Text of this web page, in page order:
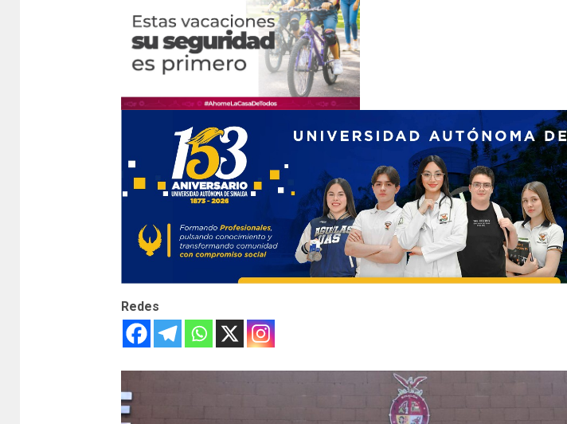
Redes